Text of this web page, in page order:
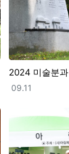
2024 미술분과
등록일
09.11